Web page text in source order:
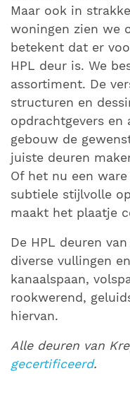
Maar ook in
woningen zien we
betekent dat er
HPL deur is. We
assortiment. De
structuren en
opdrachtgevers en
gebouw de
juiste deuren
Of het nu een
subtiele stijlvolle
maakt het plaatje
De HPL deuren
diverse vullingen
kanaalspaan,
rookwerend,
hiervan.
Alle deuren van
gecertificeerd.